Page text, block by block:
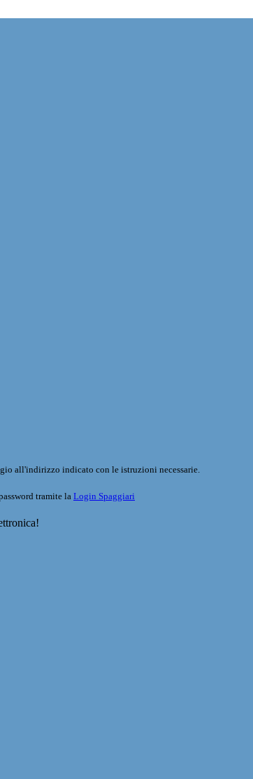
all'indirizzo indicato con le istruzioni necessarie.
tramite la Login Spaggiari